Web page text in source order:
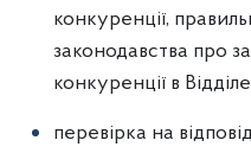
конкуренції,
законодавства про
конкуренції в
перевірка на